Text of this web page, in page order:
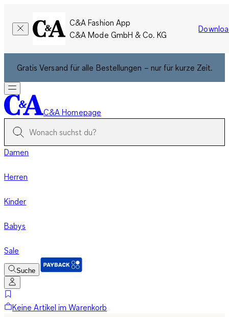
C&A Fashion App
C&A Mode GmbH & Co. KG
Gratis Versand für alle Bestellungen – nur für kurze Zeit.
C&A Homepage
Damen
Herren
Kinder
Babys
Sale
Suche
Keine Artikel im Warenkorb